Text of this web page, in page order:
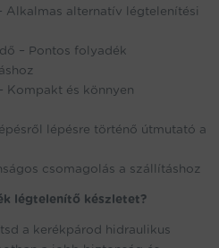
Alkalmas alternatív légtelenítési
– Pontos folyadék
Kompakt és könnyen
lépésre történő útmutató a
csomagolás a szállításhoz
légtelenítő készletet?
a kerékpárod hidraulikus